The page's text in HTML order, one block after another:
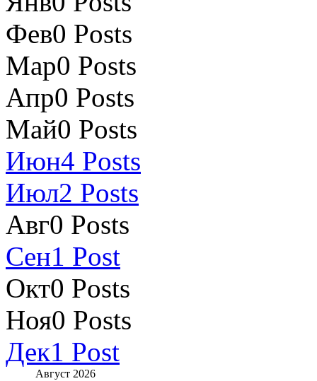
Фев0 Posts
Мар0 Posts
Апр0 Posts
Май0 Posts
Июн4 Posts
Июл2 Posts
Авг0 Posts
Сен1 Post
Окт0 Posts
Ноя0 Posts
Дек1 Post
Август 2026